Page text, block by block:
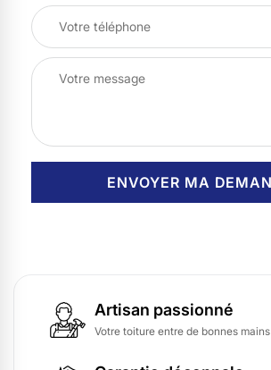
Artisan passionné
Votre toiture entre de bonnes mains